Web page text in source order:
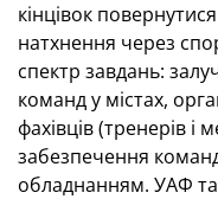
кінцівок
натхнення через
спектр завдань:
команд у містах,
фахівців (тренерів і
забезпечення
обладнанням. УАФ